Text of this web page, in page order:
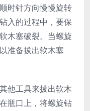
时针方向慢慢旋转
入的过程中，要保
木塞破裂。当螺旋
准备拔出软木塞
他工具来拔出软木
瓶口上，将螺旋钻